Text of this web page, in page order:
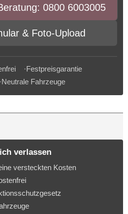
0800 6003005
& Foto-Upload
·Festpreisgarantie
Fahrzeuge
verlassen
versteckten Kosten